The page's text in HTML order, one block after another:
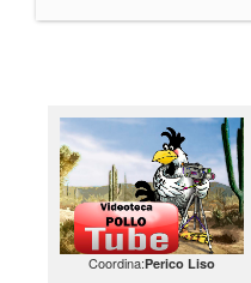
Coordina:Perico Liso